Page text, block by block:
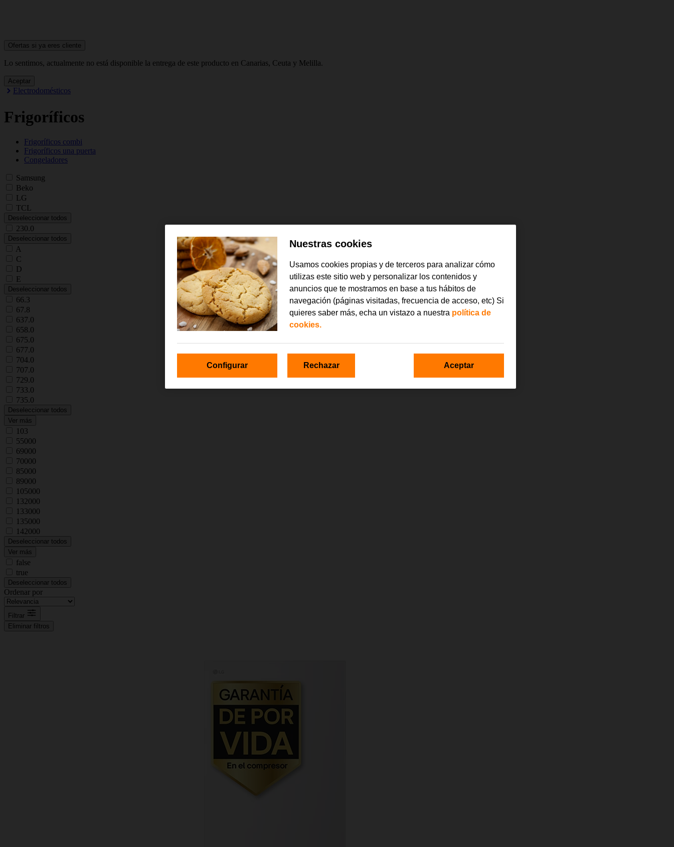
Ofertas si ya eres cliente
Lo sentimos, actualmente no está disponible la entrega de este producto en Canarias, Ceuta y Melilla.
Aceptar
Electrodomésticos
Frigoríficos
Frigoríficos combi
Frigoríficos una puerta
Congeladores
Samsung
Beko
LG
TCL
Deseleccionar todos
230.0
Deseleccionar todos
A
C
D
E
Deseleccionar todos
66.3
67.8
637.0
658.0
675.0
677.0
704.0
707.0
729.0
733.0
735.0
Deseleccionar todos
Ver más
103
55000
69000
70000
85000
89000
105000
132000
133000
135000
142000
Deseleccionar todos
Ver más
false
true
Deseleccionar todos
Ordenar por
Filtrar
Eliminar filtros
Nuestras cookies
Usamos cookies propias y de terceros para analizar cómo
utilizas este sitio web y personalizar los contenidos y
anuncios que te mostramos en base a tus hábitos de
navegación (páginas visitadas, frecuencia de acceso, etc) Si
quieres saber más, echa un vistazo a nuestra política de
cookies.
Configurar Rechazar Aceptar